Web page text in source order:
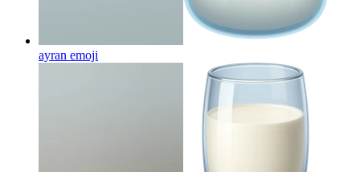
ayran emoji